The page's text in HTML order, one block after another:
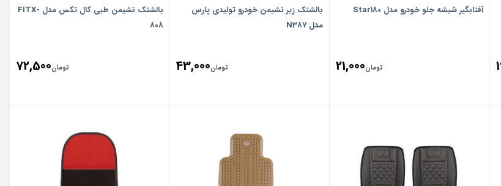
آفتابگیر شیشه جلو خودرو مدل Star180
تومان21,000
بالشتک زیر نشیمن خودرو تولیدی پارس
مدل N387
تومان43,000
بالشتک نشیمن طبی کال تکس مدل FITX-
808
تومان72,500